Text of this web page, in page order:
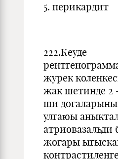
5. перикардит
222.Кеуде
журек
жак шетинде 2
ши
улгаюы
жогары